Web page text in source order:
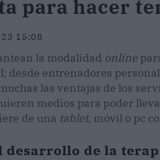
para hacer
15:08
la modalidad online
desde entrenadores
las ventajas de los
medios para poder
de una tablet, móvil o pc
desarrollo de la